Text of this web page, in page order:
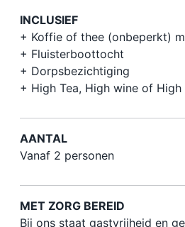
INCLUSIEF
+ Koffie of thee (onbeperkt)
+ Fluisterboottocht
+ Dorpsbezichtiging
+ High Tea, High wine of High
AANTAL
Vanaf 2 personen
MET ZORG BEREID
Bij ons staat gastvrijheid en